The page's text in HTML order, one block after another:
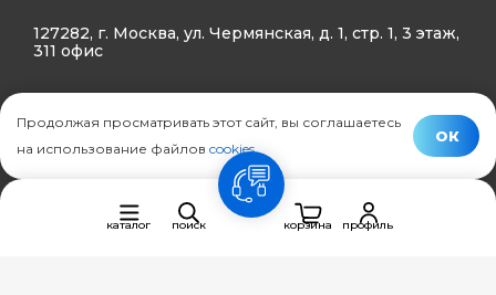
127282, г. Москва, ул. Чермянская, д. 1, стр. 1, 3 этаж,
311 офис
Политика конфиденциальности
© Ifreez - продажа и установка климатической техники,
каталог поиск
связь
корзина
профиль
Продолжая просматривать этот сайт, вы соглашаетесь
на использование файлов cookies.
ОК